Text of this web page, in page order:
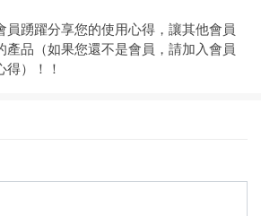
員踴躍分享您的使用心得，讓其他會員
產品（如果您還不是會員，請加入會員
）！！